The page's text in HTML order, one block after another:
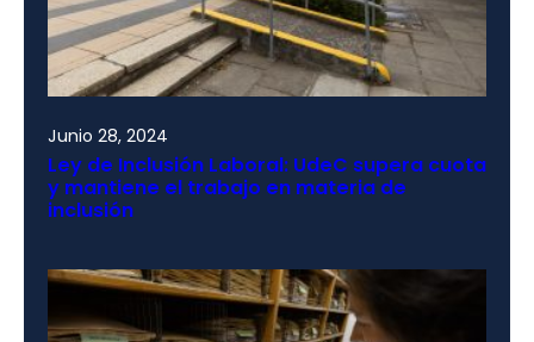
Junio 28, 2024
Ley de Inclusión Laboral: UdeC supera cuota
y mantiene el trabajo en materia de
inclusión